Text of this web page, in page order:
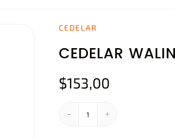
CEDELAR
CEDELAR
$153,00